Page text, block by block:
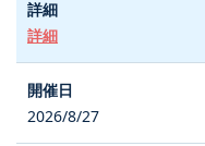
詳細
2026/8/27